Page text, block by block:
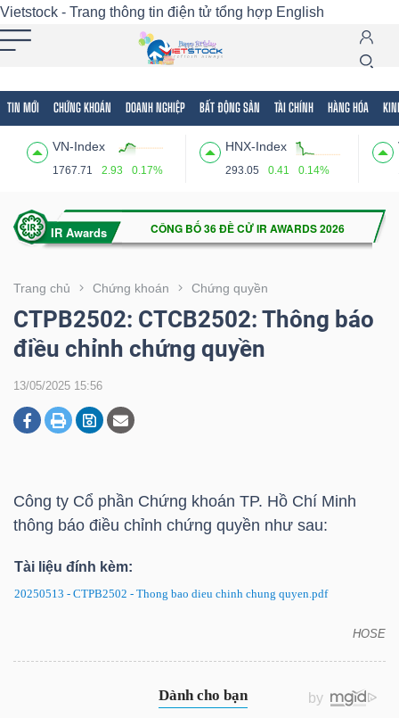
Vietstock - Trang thông tin điện tử tổng hợp English
TIN MỚI CHỨNG KHOÁN DOANH NGHIỆP BẤT ĐỘNG SẢN TÀI CHÍNH HÀNG HÓA
VN-Index
1767.71 2.93 0.17%
HNX-Index
293.05 0.41 0.14%
Trang chủ Chứng khoán Chứng quyền
CTPB2502: CTCB2502: Thông báo
điều chỉnh chứng quyền
13/05/2025 15:56
Công ty Cổ phần Chứng khoán TP. Hồ Chí Minh
thông báo điều chỉnh chứng quyền như sau:
Tài liệu đính kèm:
20250513 - CTPB2502 - Thong bao dieu chinh chung quyen.pdf
HOSE
Tất cả Tính năng Ngành Mã chứng khoán
Tính
(-)
VIETSTOCK
CHỨNG
BẤT
ĐỘNG